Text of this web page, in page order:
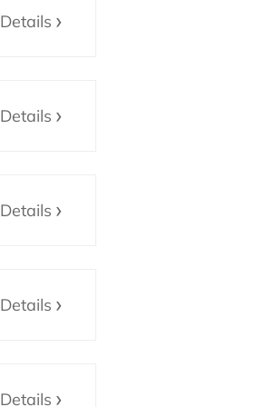
Details
Details
Details
Details
Details